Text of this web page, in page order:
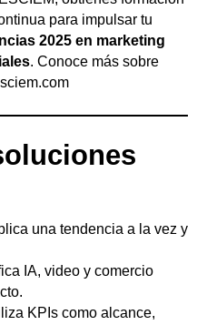
para impulsar tu
2025 en marketing
. Conoce más sobre
una tendencia a la vez y
IA, video y comercio
KPIs como alcance,